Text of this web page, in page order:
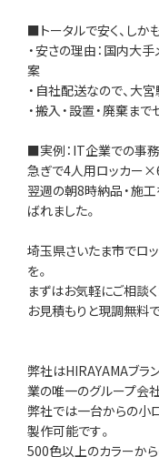
■トータルで安く、しか
・安さの理由：国内大
案
・自社配送なので、大
・搬入・設置・廃棄まで
■実例：IT企業での事
急ぎで4人用ロッカー
翌週の朝8時納品・施
ばれました。
埼玉県さいたま市でロ
を。
まずはお気軽にご相談く
お見積もりと現調無料
弊社はHIRAYAMAブラ
業の唯一のグループ会
弊社では一台からの小
製作可能です。
500色以上のカラーから